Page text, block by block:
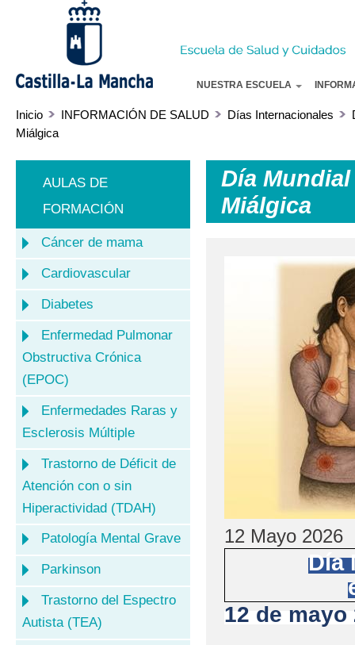
NUESTRA ESCUELA
Inicio INFORMACIÓN DE SALUD Días Internacionales
Miálgica
AULAS DE
FORMACIÓN
Cáncer de mama
Cardiovascular
Diabetes
Enfermedad Pulmonar
Obstructiva Crónica
(EPOC)
Enfermedades Raras y
Esclerosis Múltiple
Trastorno de Déficit de
Atención con o sin
Hiperactividad (TDAH)
Patología Mental Grave
Parkinson
Trastorno del Espectro
Autista (TEA)
Día
Miálgica
12 Mayo 2026
Día
12 de mayo